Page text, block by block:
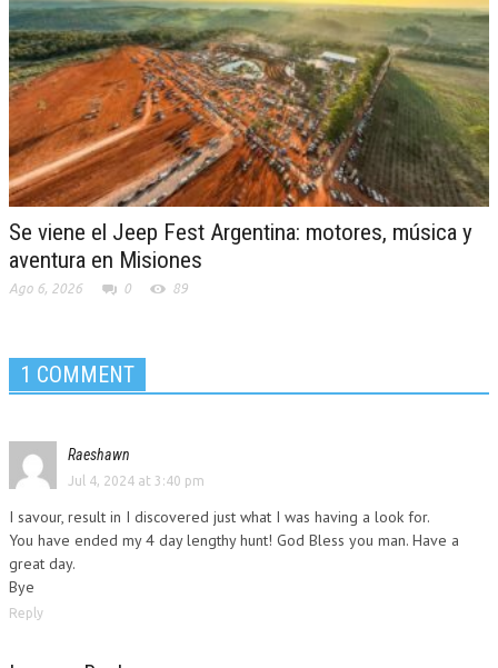
Se viene el Jeep Fest Argentina: motores, música y
aventura en Misiones
Ago 6, 2026 0 89
1 COMMENT
Raeshawn
Jul 4, 2024 at 3:40 pm
I savour, result in I discovered just what I was having a look for.
You have ended my 4 day lengthy hunt! God Bless you man. Have a
great day.
Bye
Reply